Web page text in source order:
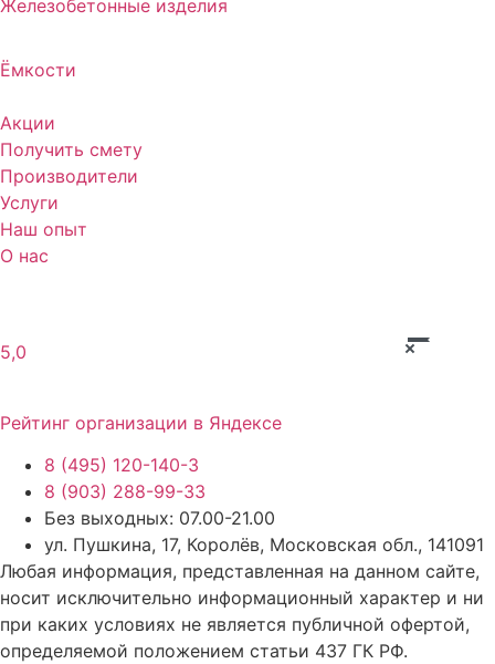
Железобетонные изделия
Ёмкости
Акции
Получить смету
Производители
Услуги
Наш опыт
О нас
5,0
Рейтинг организации в Яндексе
8 (495) 120-140-3
8 (903) 288-99-33
Без выходных: 07.00-21.00
ул. Пушкина, 17, Королёв, Московская обл., 141091
Любая информация, представленная на данном сайте,
носит исключительно информационный характер и ни
при каких условиях не является публичной офертой,
определяемой положением статьи 437 ГК РФ.